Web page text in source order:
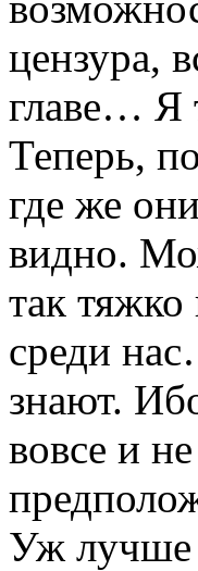
цензура,
главе… Я
Теперь,
где же
видно.
так тяжко
среди
знают.
вовсе и
Уж лучше